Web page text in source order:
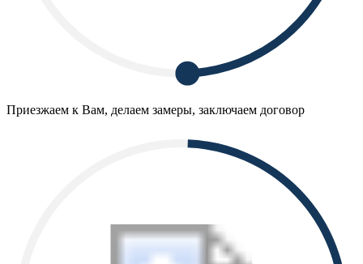
Приезжаем к Вам, делаем замеры, заключаем договор